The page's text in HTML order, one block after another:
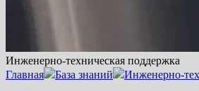
Инженерно-техническая поддержка
Главная
База знаний
Инженерно-